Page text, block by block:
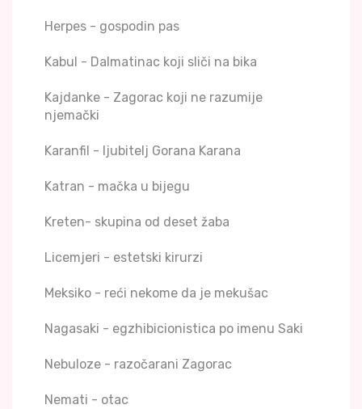
Herpes - gospodin pas
Kabul - Dalmatinac koji sliči na bika
Kajdanke - Zagorac koji ne razumije
njemački
Karanfil - ljubitelj Gorana Karana
Katran - mačka u bijegu
Kreten- skupina od deset žaba
Licemjeri - estetski kirurzi
Meksiko - reći nekome da je mekušac
Nagasaki - egzhibicionistica po imenu Saki
Nebuloze - razočarani Zagorac
Nemati - otac